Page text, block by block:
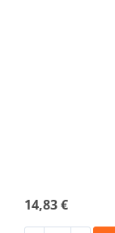
14,83 €